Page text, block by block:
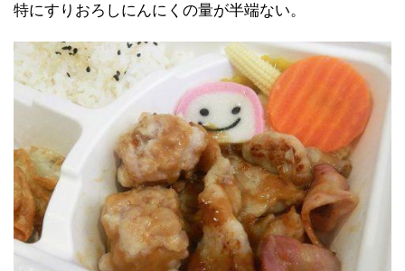
特にすりおろしにんにくの量が半端ない。